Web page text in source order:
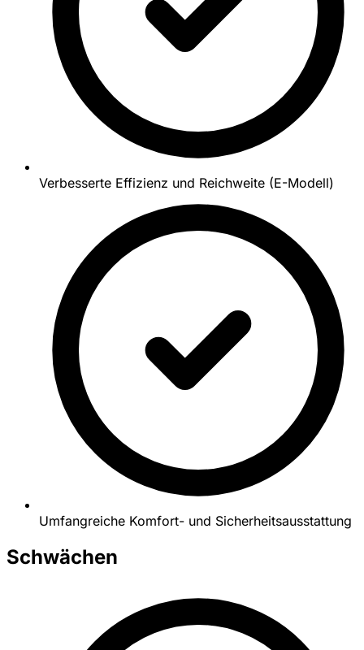
Verbesserte Effizienz und Reichweite (E-Modell)
Umfangreiche Komfort- und Sicherheitsausstattung
Schwächen